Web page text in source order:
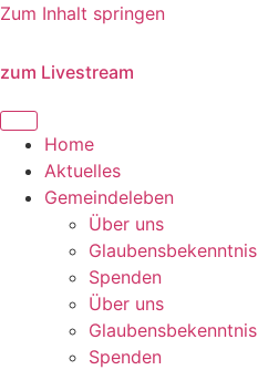
Zum Inhalt springen
zum Livestream
Home
Aktuelles
Gemeindeleben
Über uns
Glaubensbekenntnis
Spenden
Über uns
Glaubensbekenntnis
Spenden